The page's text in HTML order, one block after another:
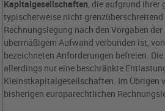
Kapitalgesellschaften, die aufgrund ihrer
typischerweise nicht
Rechnungslegung nach den Vorgaben
übermäßigem Aufwand verbunden ist,
bezeichneten Anforderungen befreien.
allerdings nur eine beschränkte
Kleinstkapitalgesellschaften. Im Übrigen
bisherigen europarechtlichen